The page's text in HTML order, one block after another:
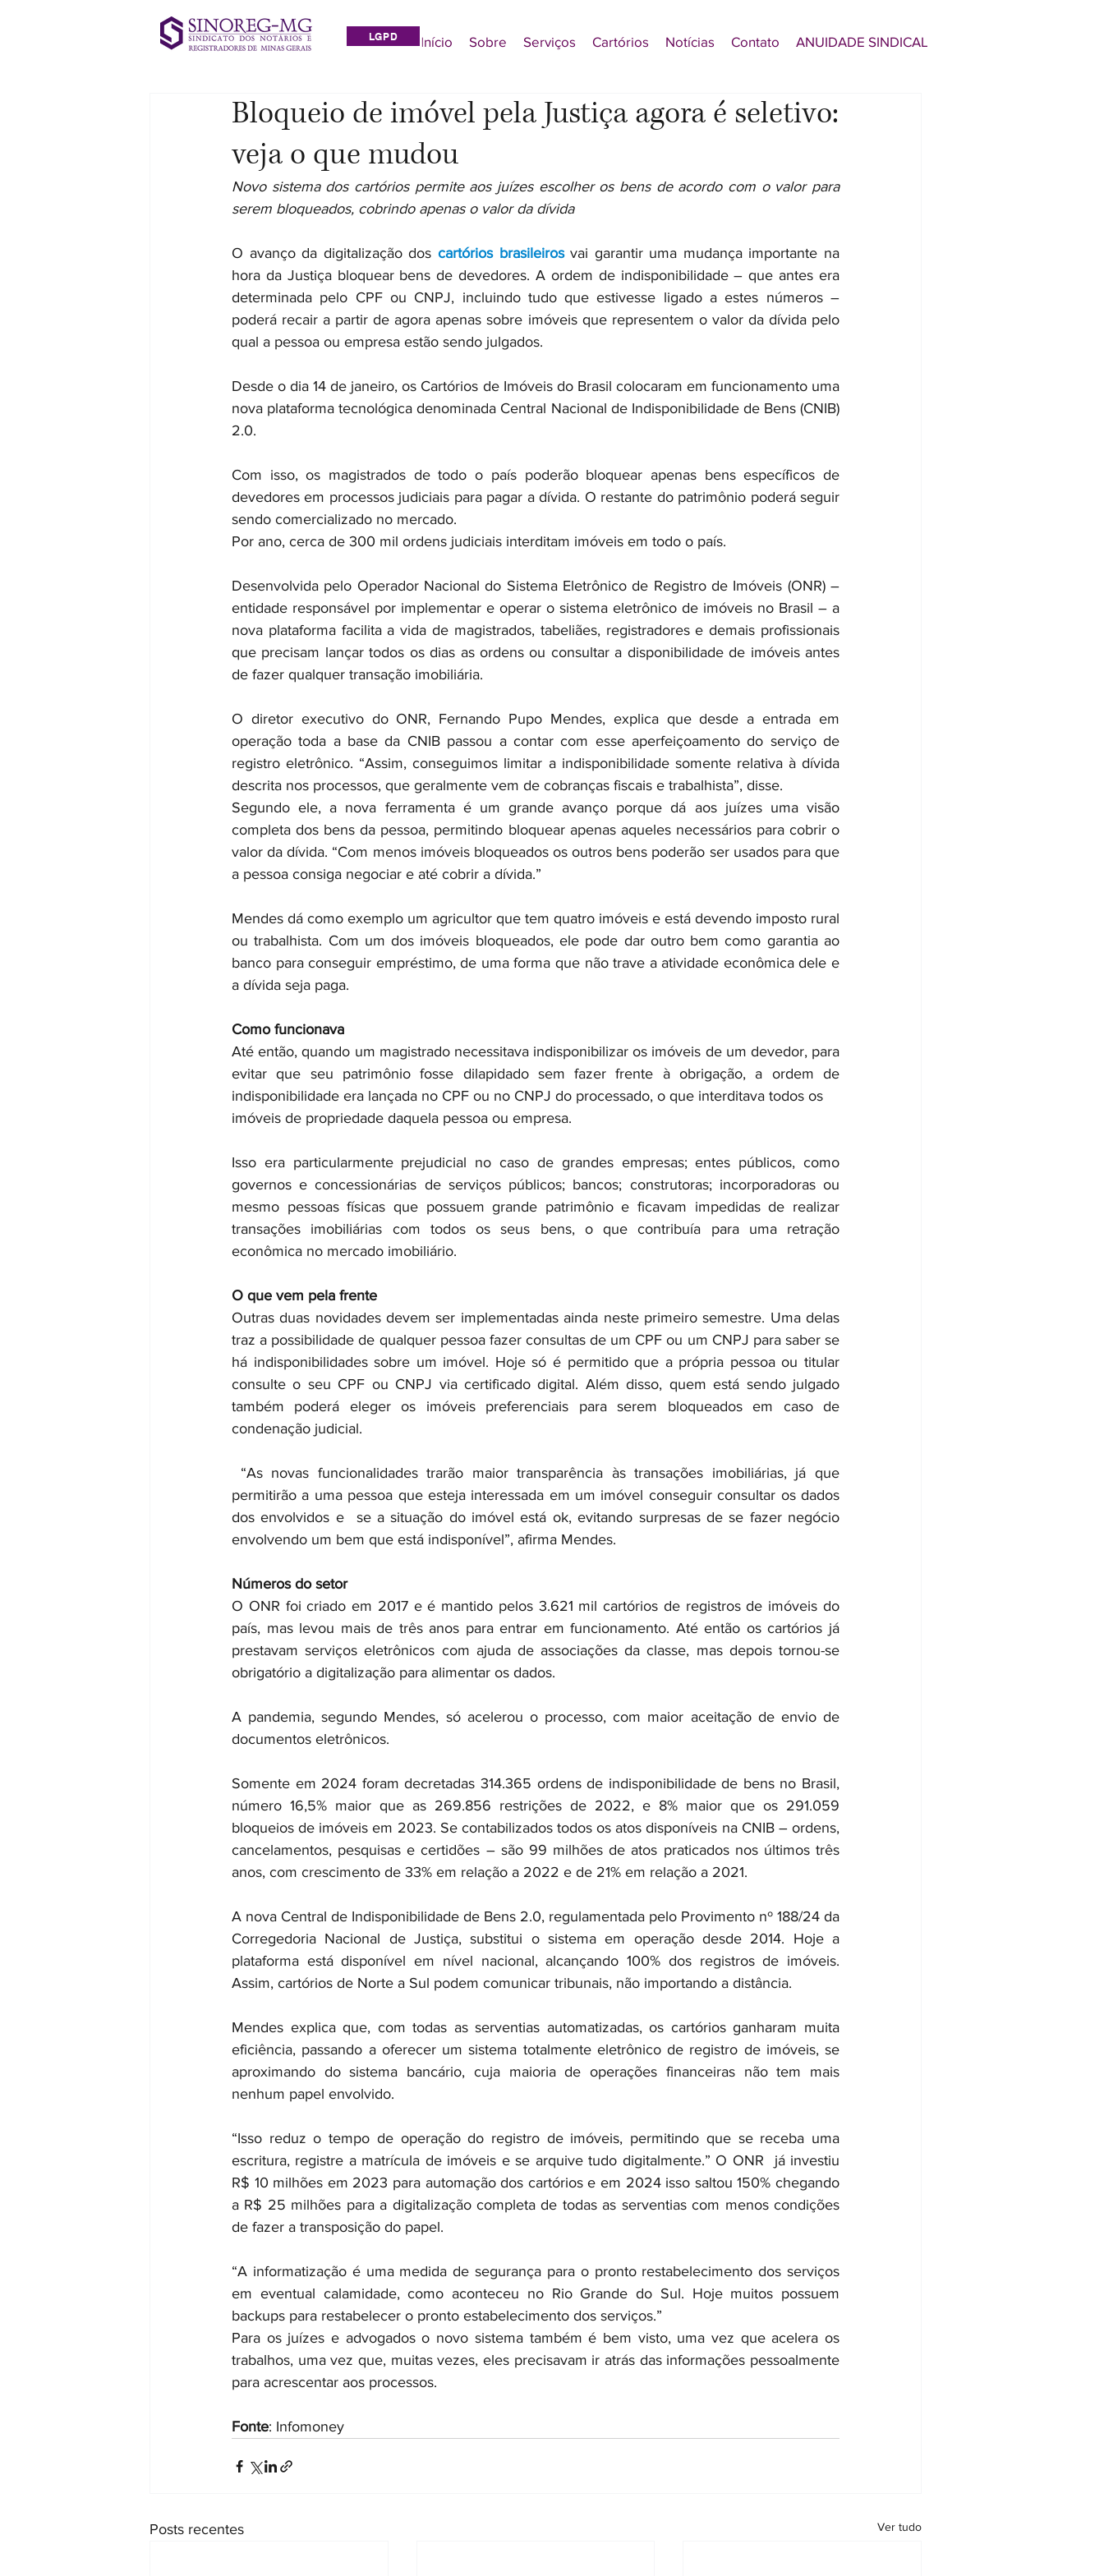
Início Sobre Serviços Cartórios Notícias Contato ANUIDADE SINDICAL
LGPD
Bloqueio de imóvel pela Justiça agora é seletivo:
veja o que mudou
Novo sistema dos cartórios permite aos juízes escolher os bens de acordo com o valor para
serem bloqueados, cobrindo apenas o valor da dívida
O avanço da digitalização dos cartórios brasileiros vai garantir uma mudança importante na
hora da Justiça bloquear bens de devedores. A ordem de indisponibilidade – que antes era
determinada pelo CPF ou CNPJ, incluindo tudo que estivesse ligado a estes números –
poderá recair a partir de agora apenas sobre imóveis que representem o valor da dívida pelo
qual a pessoa ou empresa estão sendo julgados.
Desde o dia 14 de janeiro, os Cartórios de Imóveis do Brasil colocaram em funcionamento uma
nova plataforma tecnológica denominada Central Nacional de Indisponibilidade de Bens (CNIB)
2.0.
Com isso, os magistrados de todo o país poderão bloquear apenas bens específicos de
devedores em processos judiciais para pagar a dívida. O restante do patrimônio poderá seguir
sendo comercializado no mercado.
Por ano, cerca de 300 mil ordens judiciais interditam imóveis em todo o país.
Desenvolvida pelo Operador Nacional do Sistema Eletrônico de Registro de Imóveis (ONR) –
entidade responsável por implementar e operar o sistema eletrônico de imóveis no Brasil – a
nova plataforma facilita a vida de magistrados, tabeliães, registradores e demais profissionais
que precisam lançar todos os dias as ordens ou consultar a disponibilidade de imóveis antes
de fazer qualquer transação imobiliária.
O diretor executivo do ONR, Fernando Pupo Mendes, explica que desde a entrada em
operação toda a base da CNIB passou a contar com esse aperfeiçoamento do serviço de
registro eletrônico. “Assim, conseguimos limitar a indisponibilidade somente relativa à dívida
descrita nos processos, que geralmente vem de cobranças fiscais e trabalhista”, disse.
Segundo ele, a nova ferramenta é um grande avanço porque dá aos juízes uma visão
completa dos bens da pessoa, permitindo bloquear apenas aqueles necessários para cobrir o
valor da dívida. “Com menos imóveis bloqueados os outros bens poderão ser usados para que
a pessoa consiga negociar e até cobrir a dívida.”
Mendes dá como exemplo um agricultor que tem quatro imóveis e está devendo imposto rural
ou trabalhista. Com um dos imóveis bloqueados, ele pode dar outro bem como garantia ao
banco para conseguir empréstimo, de uma forma que não trave a atividade econômica dele e
a dívida seja paga.
Como funcionava
Até então, quando um magistrado necessitava indisponibilizar os imóveis de um devedor, para
evitar que seu patrimônio fosse dilapidado sem fazer frente à obrigação, a ordem de
indisponibilidade era lançada no CPF ou no CNPJ do processado, o que interditava todos os
imóveis de propriedade daquela pessoa ou empresa.
Isso era particularmente prejudicial no caso de grandes empresas; entes públicos, como
governos e concessionárias de serviços públicos; bancos; construtoras; incorporadoras ou
mesmo pessoas físicas que possuem grande patrimônio e ficavam impedidas de realizar
transações imobiliárias com todos os seus bens, o que contribuía para uma retração
econômica no mercado imobiliário.
O que vem pela frente
Outras duas novidades devem ser implementadas ainda neste primeiro semestre. Uma delas
traz a possibilidade de qualquer pessoa fazer consultas de um CPF ou um CNPJ para saber se
há indisponibilidades sobre um imóvel. Hoje só é permitido que a própria pessoa ou titular
consulte o seu CPF ou CNPJ via certificado digital. Além disso, quem está sendo julgado
também poderá eleger os imóveis preferenciais para serem bloqueados em caso de
condenação judicial.
“As novas funcionalidades trarão maior transparência às transações imobiliárias, já que
permitirão a uma pessoa que esteja interessada em um imóvel conseguir consultar os dados
dos envolvidos e  se a situação do imóvel está ok, evitando surpresas de se fazer negócio
envolvendo um bem que está indisponível”, afirma Mendes.
Números do setor
O ONR foi criado em 2017 e é mantido pelos 3.621 mil cartórios de registros de imóveis do
país, mas levou mais de três anos para entrar em funcionamento. Até então os cartórios já
prestavam serviços eletrônicos com ajuda de associações da classe, mas depois tornou-se
obrigatório a digitalização para alimentar os dados.
A pandemia, segundo Mendes, só acelerou o processo, com maior aceitação de envio de
documentos eletrônicos.
Somente em 2024 foram decretadas 314.365 ordens de indisponibilidade de bens no Brasil,
número 16,5% maior que as 269.856 restrições de 2022, e 8% maior que os 291.059
bloqueios de imóveis em 2023. Se contabilizados todos os atos disponíveis na CNIB – ordens,
cancelamentos, pesquisas e certidões – são 99 milhões de atos praticados nos últimos três
anos, com crescimento de 33% em relação a 2022 e de 21% em relação a 2021.
A nova Central de Indisponibilidade de Bens 2.0, regulamentada pelo Provimento nº 188/24 da
Corregedoria Nacional de Justiça, substitui o sistema em operação desde 2014. Hoje a
plataforma está disponível em nível nacional, alcançando 100% dos registros de imóveis.
Assim, cartórios de Norte a Sul podem comunicar tribunais, não importando a distância.
Mendes explica que, com todas as serventias automatizadas, os cartórios ganharam muita
eficiência, passando a oferecer um sistema totalmente eletrônico de registro de imóveis, se
aproximando do sistema bancário, cuja maioria de operações financeiras não tem mais
nenhum papel envolvido.
“Isso reduz o tempo de operação do registro de imóveis, permitindo que se receba uma
escritura, registre a matrícula de imóveis e se arquive tudo digitalmente.” O ONR  já investiu
R$ 10 milhões em 2023 para automação dos cartórios e em 2024 isso saltou 150% chegando
a R$ 25 milhões para a digitalização completa de todas as serventias com menos condições
de fazer a transposição do papel.
“A informatização é uma medida de segurança para o pronto restabelecimento dos serviços
em eventual calamidade, como aconteceu no Rio Grande do Sul. Hoje muitos possuem
backups para restabelecer o pronto estabelecimento dos serviços.”
Para os juízes e advogados o novo sistema também é bem visto, uma vez que acelera os
trabalhos, uma vez que, muitas vezes, eles precisavam ir atrás das informações pessoalmente
para acrescentar aos processos.
Fonte: Infomoney
Posts recentes Ver tudo